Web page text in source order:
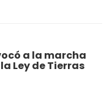
a la marcha
Ley de Tierras